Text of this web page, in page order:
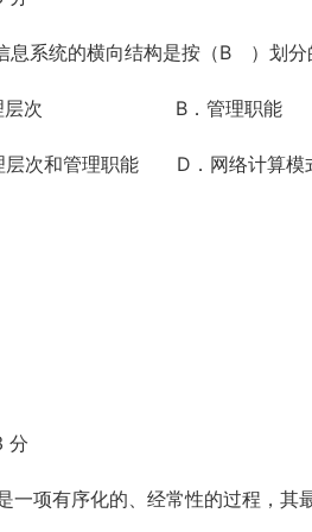
息系统的横向结构是按（B ）划分
理层次 B．管理职能
层次和管理职能 D．网络计算模
分
一项有序化的、经常性的过程，其